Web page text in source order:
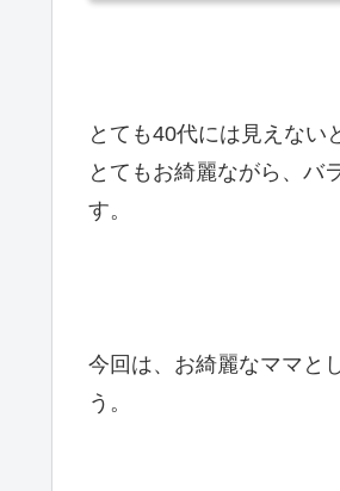
とても40代には見えない
とてもお綺麗ながら、バ
す。
今回は、お綺麗なママと
う。